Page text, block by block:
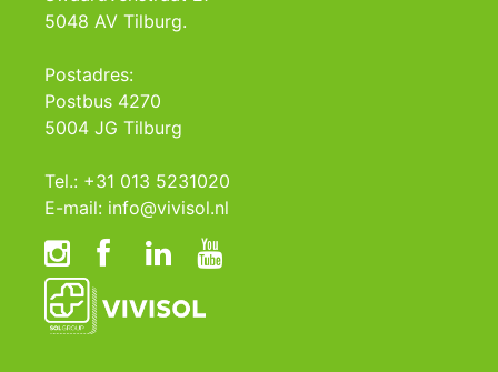
5048 AV Tilburg.
Postadres:
Postbus 4270
5004 JG Tilburg
Tel.: +31 013 5231020
E-mail: info@vivisol.nl